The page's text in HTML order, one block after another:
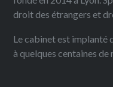
droit des étrangers et
Le cabinet est implanté
à quelques centaines